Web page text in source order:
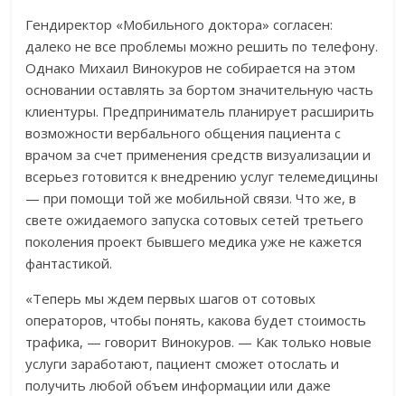
Гендиректор «Мобильного доктора» согласен:
далеко не все проблемы можно решить по телефону.
Однако Михаил Винокуров не собирается на этом
основании оставлять за бортом значительную часть
клиентуры. Предприниматель планирует расширить
возможности вербального общения пациента с
врачом за счет применения средств визуализации и
всерьез готовится к внедрению услуг телемедицины
— при помощи той же мобильной связи. Что же, в
свете ожидаемого запуска сотовых сетей третьего
поколения проект бывшего медика уже не кажется
фантастикой.
«Теперь мы ждем первых шагов от сотовых
операторов, чтобы понять, какова будет стоимость
трафика, — говорит Винокуров. — Как только новые
услуги заработают, пациент сможет отослать и
получить любой объем информации или даже